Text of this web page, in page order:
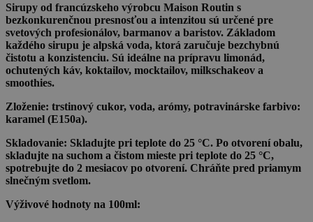
Sirupy od francúzskeho výrobcu Maison Routin s
bezkonkurenčnou presnosťou a intenzitou sú určené pre
svetových profesionálov, barmanov a baristov. Základom
každého sirupu je alpská voda, ktorá zaručuje bezchybnú
čistotu a konzistenciu. Sú ideálne na prípravu limonád,
ochutených káv, koktailov, mocktailov, milkschakeov a
smoothies.
Zloženie: trstinový cukor, voda, arómy, potravinárske farbivo:
karamel (E150a).
Skladovanie: Skladujte pri teplote do 25 °C. Po otvorení obalu,
skladujte na suchom a čistom mieste pri teplote do 25 °C,
spotrebujte do 2 mesiacov po otvorení. Chráňte pred priamym
slnečným svetlom.
Výživové hodnoty na 100ml: